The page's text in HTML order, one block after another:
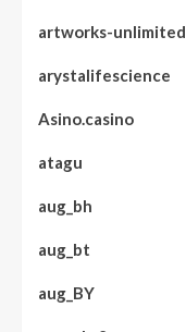
artworks-unlimited
arystalifescience
Asino.casino
atagu
aug_bh
aug_bt
aug_BY